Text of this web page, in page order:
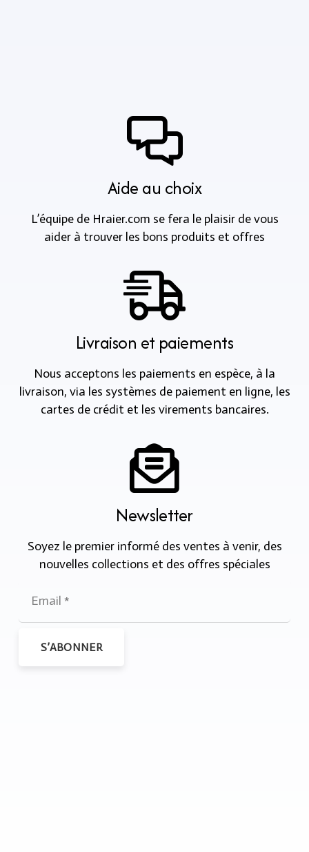
Aide au choix
L’équipe de Hraier.com se fera le plaisir de vous
aider à trouver les bons produits et offres
Livraison et paiements
Nous acceptons les paiements en espèce, à la
livraison, via les systèmes de paiement en ligne, les
cartes de crédit et les virements bancaires.
Newsletter
Soyez le premier informé des ventes à venir, des
nouvelles collections et des offres spéciales
S’ABONNER